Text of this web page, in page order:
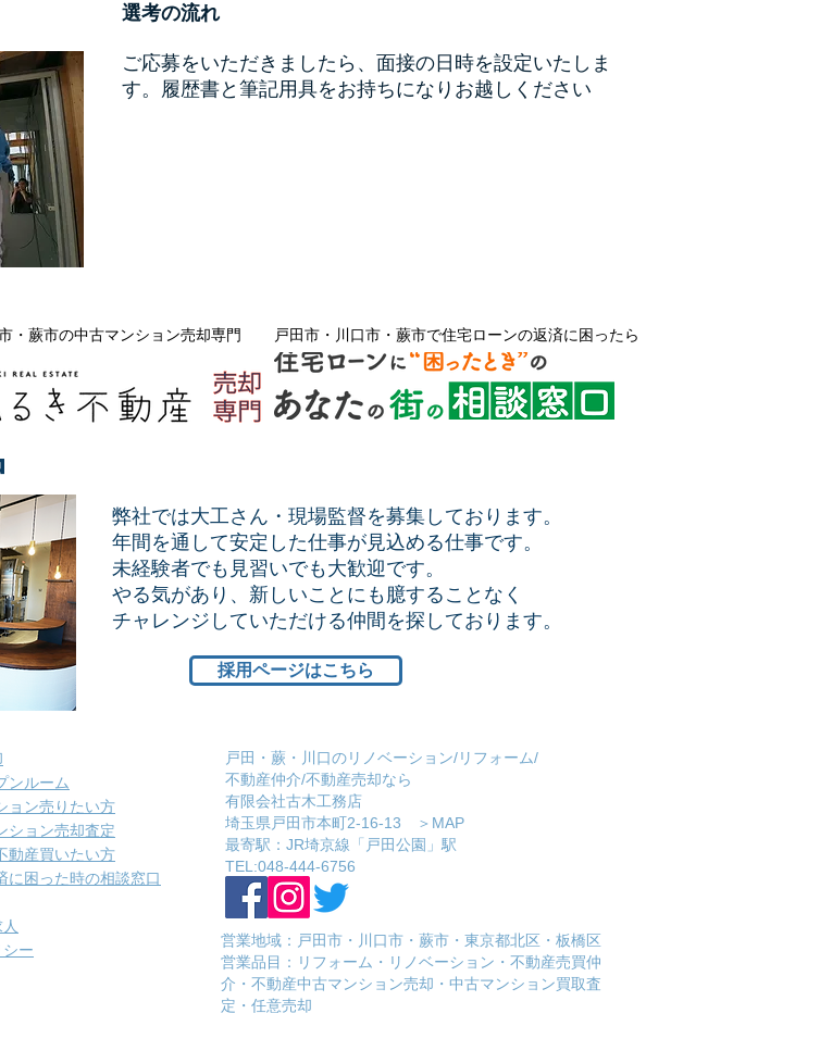
選考の流れ
ご応募をいただきましたら、面接の日時を設定いたしま
す。 履歴書と筆記用具をお持ちになりお越しください
・蕨市の中古マンション売却専門 戸田市・川口市・蕨市で住宅ローンの返済に困ったら
弊社では大工さん・現場監督を募集しております。
年間を通して安定した仕事が見込める仕事です。
未経験者でも見習いでも大歓迎です。
やる気があり、新しいことにも臆することなく
​チャレンジしていただける仲間を探しております。
採用ページはこちら
ンルーム
ョン売りたい方
ション売却査定
動産買いたい方
に困った時の相談窓口
ー
戸田・蕨・川口のリノベーション/リフォーム/
不動産仲介/不動産売却なら
有限会社古木工務店
埼玉県戸田市本町2-16-13 ＞ MAP
​最寄駅：JR埼京線「戸田公園」駅
​TEL:048-444-6756
営業地域：戸田市・川口市・蕨市・東京都北区・板橋区
​営業品目：リフォーム・リノベーション・不動産売買仲
介・不動産中古マンション売却・中古マンション買取査
定・任意売却